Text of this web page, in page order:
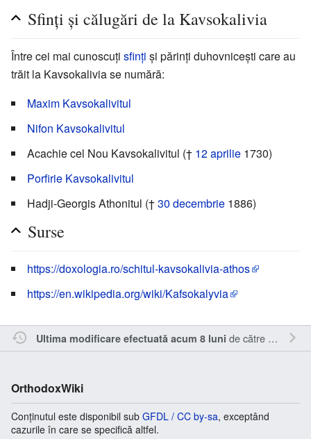
Sfinți și călugări de la Kavsokalivia
Între cei mai cunoscuți sfinți și părinți duhovnicești care au
trăit la Kavsokalivia se numără:
Maxim Kavsokalivitul
Nifon Kavsokalivitul
Acachie cel Nou Kavsokalivitul († 12 aprilie 1730)
Porfirie Kavsokalivitul
Hadji-Georgis Athonitul (†30 decembrie 1886)
Surse
https://doxologia.ro/schitul-kavsokalivia-athos
https://en.wikipedia.org/wiki/Kafsokalyvia
Ultima modificare efectuată acum 8 luni de către Inistea
OrthodoxWiki
Conținutul este disponibil sub GFDL / CC by-sa, exceptând
cazurile în care se specifică altfel.